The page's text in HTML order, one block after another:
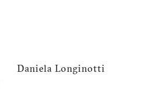
Daniela Longinotti